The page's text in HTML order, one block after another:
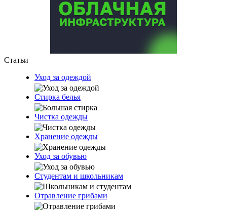
Статьи
Уход за одеждой
Стирка белья
Чистка одежды
Хранение одежды
Уход за обувью
Студентам и школьникам
Отравление грибами